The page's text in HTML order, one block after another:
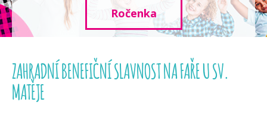
Ročenka
ZAHRADNÍ BENEFIČNÍ SLAVNOST NA FAŘE U SV.
MATĚJE